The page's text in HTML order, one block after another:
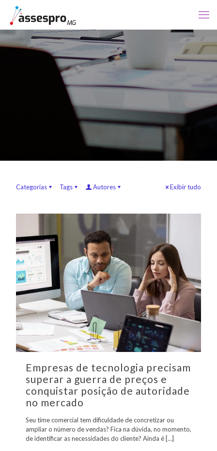
Categorias Tags Autores Exibir tudo
Empresas de tecnologia precisam
superar a guerra de preços e
conquistar posição de autoridade
no mercado
Seu time comercial tem dificuldade de concretizar ou
ampliar o número de vendas? Fica na dúvida, no momento,
de identificar as necessidades do cliente? Ainda é […]